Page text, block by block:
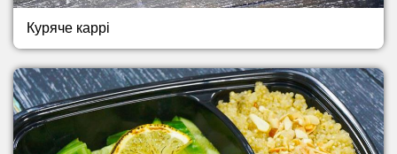
Куряче каррі